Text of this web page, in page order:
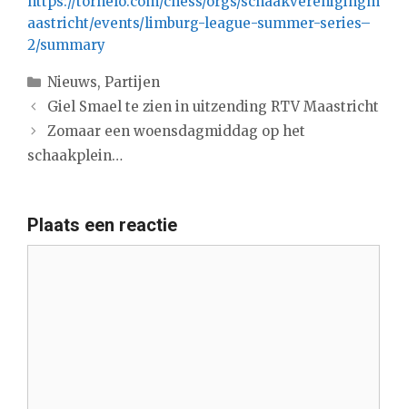
aastricht/events/limburg-league-summer-series–
2/summary
Categorieën
Nieuws, Partijen
Giel Smael te zien in uitzending RTV Maastricht
Zomaar een woensdagmiddag op het
schaakplein…
Plaats een reactie